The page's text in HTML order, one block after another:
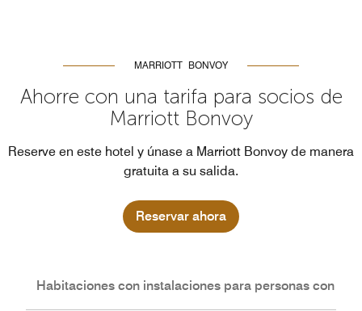
MARRIOTT BONVOY
Ahorre con una tarifa para socios de
Marriott Bonvoy
Reserve en este hotel y únase a Marriott Bonvoy de manera
gratuita a su salida.
Reservar ahora
Habitaciones con instalaciones para personas con